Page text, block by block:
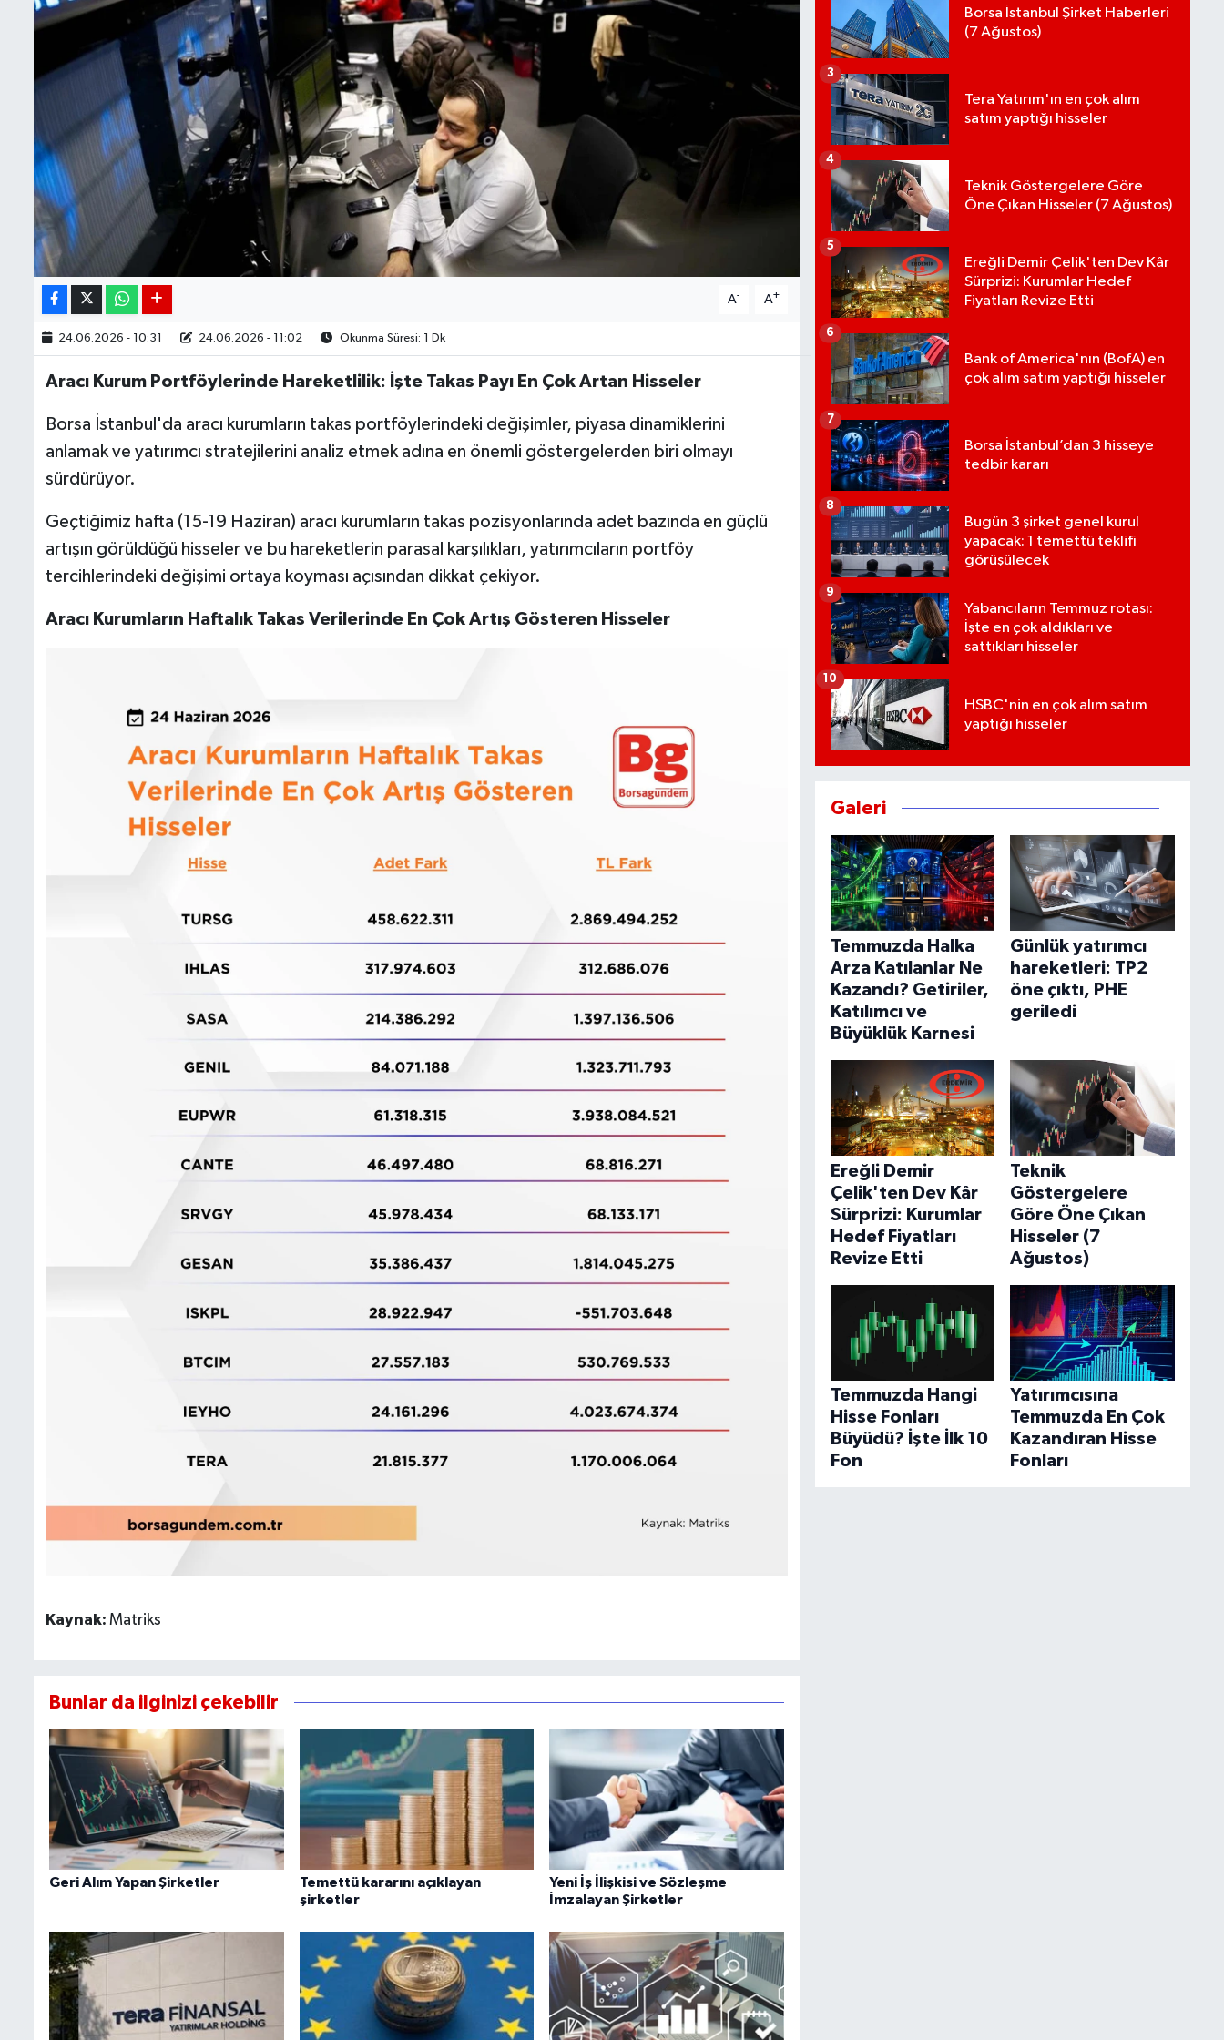
A- A+
24.06.2026 - 10:31 24.06.2026 - 11:02 Okunma Süresi: 1 Dk
Aracı Kurum Portföylerinde Hareketlilik: İşte Takas Payı En Çok Artan Hisseler
Borsa İstanbul'da aracı kurumların takas portföylerindeki değişimler, piyasa dinamiklerini
anlamak ve yatırımcı stratejilerini analiz etmek adına en önemli göstergelerden biri olmayı
sürdürüyor.
Geçtiğimiz hafta (15-19 Haziran) aracı kurumların takas pozisyonlarında adet bazında en güçlü
artışın görüldüğü hisseler ve bu hareketlerin parasal karşılıkları, yatırımcıların portföy
tercihlerindeki değişimi ortaya koyması açısından dikkat çekiyor.
Aracı Kurumların Haftalık Takas Verilerinde En Çok Artış Gösteren Hisseler
Kaynak: Matriks
Bunlar da ilginizi çekebilir
Geri Alım Yapan Şirketler
Temettü kararını açıklayan
şirketler
Yeni İş İlişkisi ve Sözleşme
İmzalayan Şirketler
Borsa İstanbul Şirket Haberleri
(7 Ağustos)
Tera Yatırım'ın en çok alım
satım yaptığı hisseler
3
Teknik Göstergelere Göre
Öne Çıkan Hisseler (7 Ağustos)
4
Ereğli Demir Çelik'ten Dev Kâr
Sürprizi: Kurumlar Hedef
Fiyatları Revize Etti
5
Bank of America'nın (BofA) en
çok alım satım yaptığı hisseler
6
Borsa İstanbul’dan 3 hisseye
tedbir kararı
7
Bugün 3 şirket genel kurul
yapacak: 1 temettü teklifi
görüşülecek
8
Yabancıların Temmuz rotası:
İşte en çok aldıkları ve
sattıkları hisseler
9
HSBC'nin en çok alım satım
yaptığı hisseler
10
Galeri
Temmuzda Halka
Arza Katılanlar Ne
Kazandı? Getiriler,
Katılımcı ve
Büyüklük Karnesi
Günlük yatırımcı
hareketleri: TP2
öne çıktı, PHE
geriledi
Ereğli Demir
Çelik'ten Dev Kâr
Sürprizi: Kurumlar
Hedef Fiyatları
Revize Etti
Teknik
Göstergelere
Göre Öne Çıkan
Hisseler (7
Ağustos)
Temmuzda Hangi
Hisse Fonları
Büyüdü? İşte İlk 10
Fon
Yatırımcısına
Temmuzda En Çok
Kazandıran Hisse
Fonları